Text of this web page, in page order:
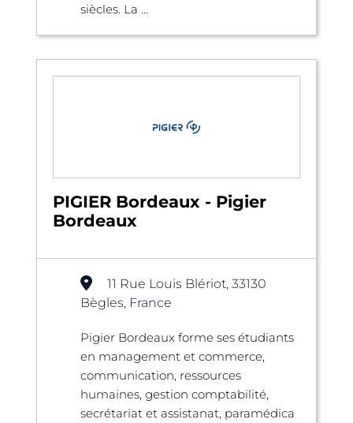
siècles. La ...
PIGIER Bordeaux - Pigier
Bordeaux
11 Rue Louis Blériot, 33130
Bègles, France
Pigier Bordeaux forme ses étudiants
en management et commerce,
communication, ressources
humaines, gestion comptabilité,
secrétariat et assistanat, paramédica